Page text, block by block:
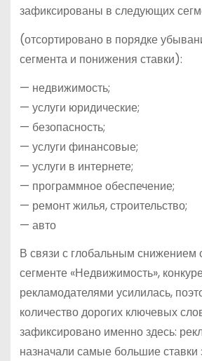
зафиксированы в следующих
(отсортировано в порядке
сегмента и понижения ставки):
— недвижимость;
— услуги юридические;
— безопасность;
— услуги финансовые;
— услуги в интернете;
— программное обеспечение;
— ремонт жилья, строительство;
— авто
В связи с глобальным снижением
сегменте «Недвижимость»,
рекламодателями усилилась,
количество дорогих ключевых
зафиксировано именно здесь:
назначали самые большие ставки